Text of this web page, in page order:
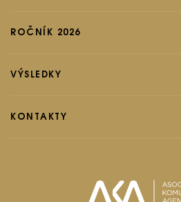
ROČNÍK 2026
Pravidla soutěže
Poplatky
VÝSLEDKY
Ročník 2024
KONTAKTY
effie@effie.cz